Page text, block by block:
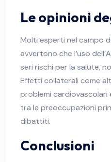
Le opinioni
Molti esperti nel campo
avvertono che l’uso
seri rischi per la salute,
Effetti collaterali come
problemi
tra le preoccupazioni
dibattiti.
Conclusioni